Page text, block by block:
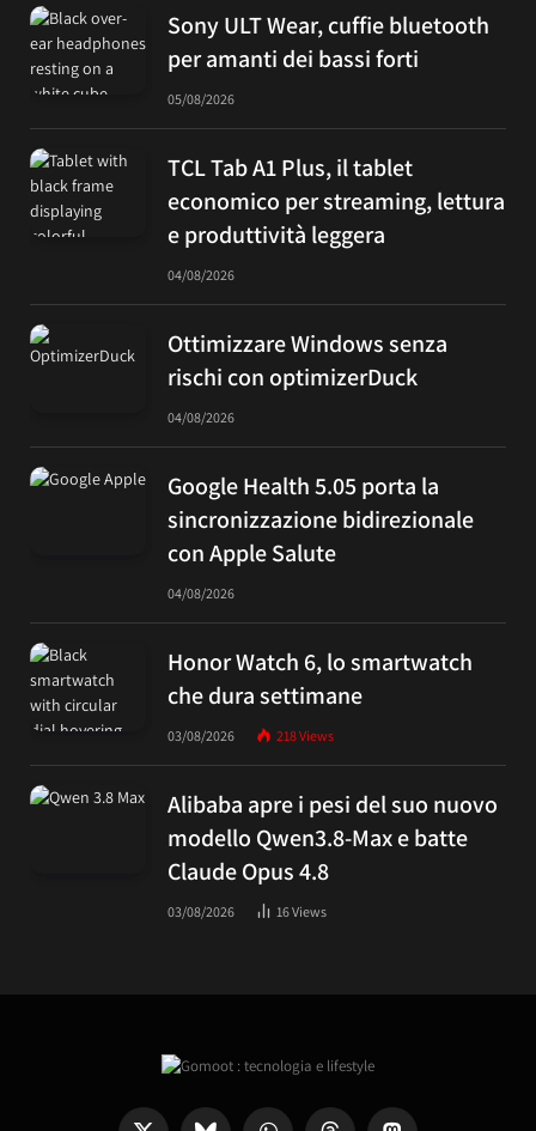
Sony ULT Wear, cuffie bluetooth
per amanti dei bassi forti
05/08/2026
TCL Tab A1 Plus, il tablet
economico per streaming, lettura
e produttività leggera
04/08/2026
Ottimizzare Windows senza
rischi con optimizerDuck
04/08/2026
Google Health 5.05 porta la
sincronizzazione bidirezionale
con Apple Salute
04/08/2026
Honor Watch 6, lo smartwatch
che dura settimane
03/08/2026 218Views
Alibaba apre i pesi del suo nuovo
modello Qwen3.8-Max e batte
Claude Opus 4.8
03/08/2026 16Views